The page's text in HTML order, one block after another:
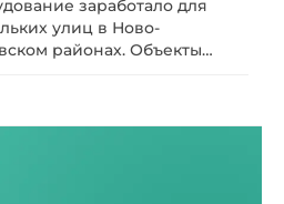
заработало для
улиц в Ново-
районах. Объекты…